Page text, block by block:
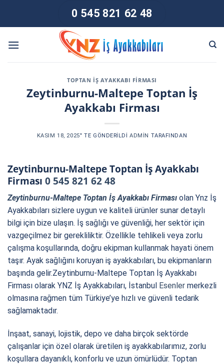
0 545 821 62 48
TOPTAN İŞ AYAKKABI FIRMASI
Zeytinburnu-Maltepe Toptan İş
Ayakkabı Firması
KASIM 18, 2025’' TE GÖNDERILDI ADMIN TARAFINDAN
Zeytinburnu-Maltepe Toptan İş Ayakkabı
Firması 0 545 821 62 48
Zeytinburnu-Maltepe Toptan İş Ayakkabı Firması olan Ynz İş
Ayakkabıları sizlere uygun ve kaliteli ürünler sunar detaylı
bilgi için bize ulaşın. İş sağlığı ve güvenliği, her sektör için
vazgeçilmez bir gerekliliktir. Özellikle tehlikeli veya zorlu
çalışma koşullarında, doğru ekipman kullanmak hayati önem
taşır. Ayak sağlığını koruyan iş ayakkabıları, bu ekipmanların
başında gelir.Zeytinburnu-Maltepe Toptan İş Ayakkabı
Firması olarak YNZ İş Ayakkabıları, İstanbul Esenler merkezli
olmasına rağmen tüm Türkiye’ye hızlı ve güvenli tedarik
sağlamaktadır.
İnşaat, sanayi, lojistik, depo ve daha birçok sektörde
çalışanlar için özel olarak üretilen iş ayakkabılarımız, zorlu
koşullara dayanıklı, konforlu ve uzun ömürlüdür. Toptan